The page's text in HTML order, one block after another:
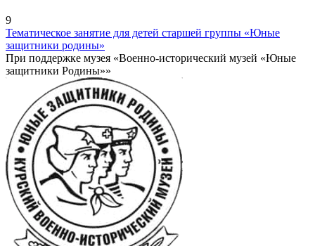
9
Тематическое занятие для детей старшей группы «Юные
защитники родины»
При поддержке музея «Военно-исторический музей «Юные
защитники Родины»»